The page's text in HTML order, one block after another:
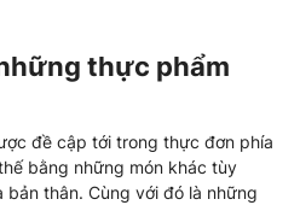
thực phẩm
đề cập tới trong thực đơn phía
bằng những món khác tùy
thân. Cùng với đó là những